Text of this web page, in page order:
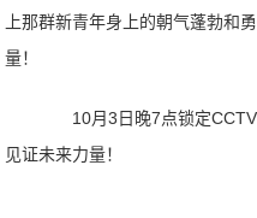
上那群新青年身上的朝气蓬勃和
量！
10月3日晚7点锁定
见证未来力量！